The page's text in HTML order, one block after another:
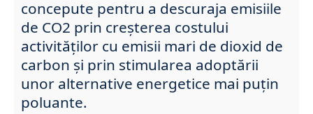
concepute pentru a descuraja emisiile
de CO2 prin creșterea costului
activităților cu emisii mari de dioxid de
carbon și prin stimularea adoptării
unor alternative energetice mai puțin
poluante.